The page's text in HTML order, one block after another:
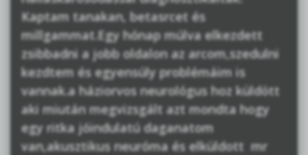
Kaptam tanakan, betasrcet és
millgammat.Egy hónap múlva elkezdett
zsibbadni a jobb oldalon az arcom,szedulni
kezdtem és egyensúly problémáim is
vannak.a háziorvos neurológus hoz küldött
aki miután megvizsgált azt mondta hogy
egy ritka jóindulatú daganatom
van,akusztikus neuróma és elküldott mr